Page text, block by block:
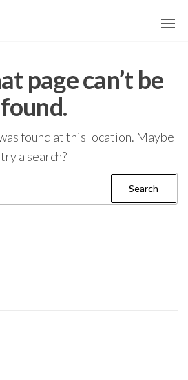
page can’t be
found.
found at this location. Maybe
try a search?
for: